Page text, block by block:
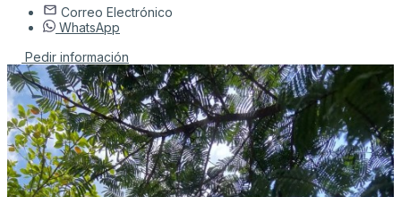
Correo Electrónico
WhatsApp
Pedir información